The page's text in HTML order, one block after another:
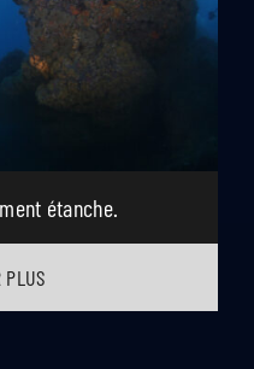
étanche.
PLUS